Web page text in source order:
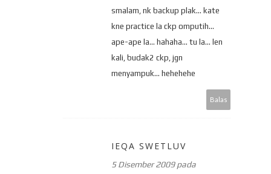
smalam, nk backup plak... kate
kne practice la ckp omputih...
ape-ape la... hahaha... tu la... len
kali, budak2 ckp, jgn
menyampuk... hehehehe
Balas
IEQA SWETLUV
5 Disember 2009 pada